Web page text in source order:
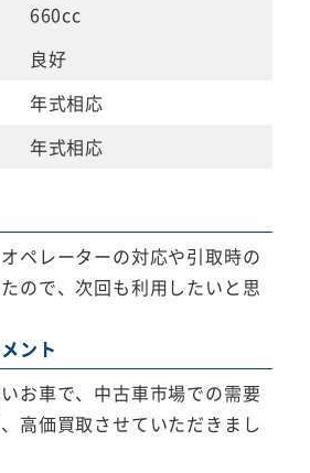
660cc
良好
年式相応
年式相応
ペレーターの対応や引取時の
ので、次回も利用したいと思
ント
お車で、中古車市場での需要
高価買取させていただきまし